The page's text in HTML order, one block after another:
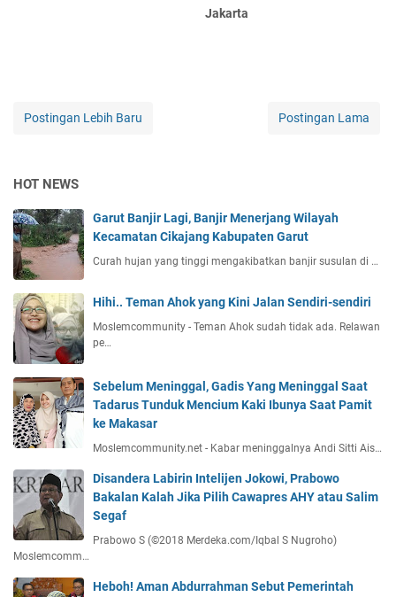
Jakarta
Postingan Lebih Baru Postingan Lama
HOT NEWS
Garut Banjir Lagi, Banjir Menerjang Wilayah
Kecamatan Cikajang Kabupaten Garut
Curah hujan yang tinggi mengakibatkan banjir susulan di …
Hihi.. Teman Ahok yang Kini Jalan Sendiri-sendiri
Moslemcommunity - Teman Ahok sudah tidak ada. Relawan
pe…
Sebelum Meninggal, Gadis Yang Meninggal Saat
Tadarus Tunduk Mencium Kaki Ibunya Saat Pamit
ke Makasar
Moslemcommunity.net - Kabar meninggalnya Andi Sitti Ais…
Disandera Labirin Intelijen Jokowi, Prabowo
Bakalan Kalah Jika Pilih Cawapres AHY atau Salim
Segaf
Prabowo S (©2018 Merdeka.com/Iqbal S Nugroho)
Moslemcomm…
Heboh! Aman Abdurrahman Sebut Pemerintah